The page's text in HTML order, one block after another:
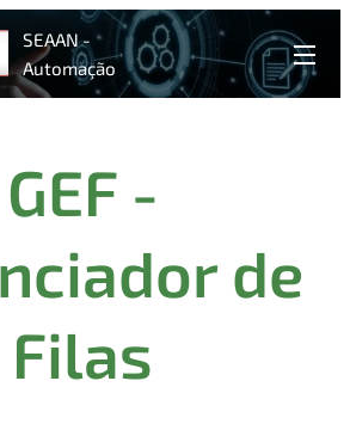
SEAAN -
Automação
GEF -
de
Filas